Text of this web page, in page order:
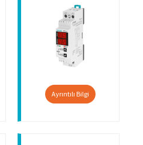
Ayrıntılı Bilgi